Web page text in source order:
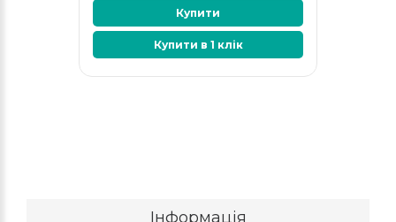
Купити
Купити в 1 клік
Інформація